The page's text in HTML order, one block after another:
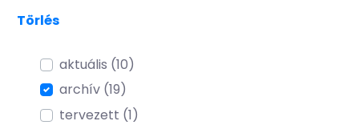
Törlés
aktuális (10)
archív (19)
tervezett (1)